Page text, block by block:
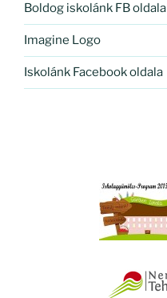
Boldog iskolánk FB oldala
Imagine Logo
Iskolánk Facebook oldala